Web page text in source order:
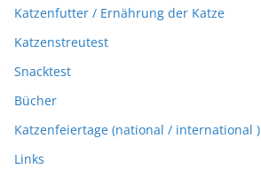
Katzenfutter / Ernährung der Katze
Katzenstreutest
Snacktest
Bücher
Katzenfeiertage (national / international )
Links